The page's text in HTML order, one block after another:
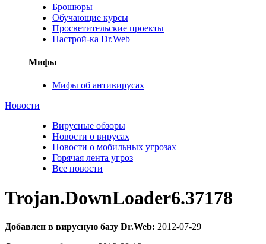
Брошюры
Обучающие курсы
Просветительские проекты
Настрой-ка Dr.Web
Мифы
Мифы об антивирусах
Новости
Вирусные обзоры
Новости о вирусах
Новости о мобильных угрозах
Горячая лента угроз
Все новости
Trojan.DownLoader6.37178
Добавлен в вирусную базу Dr.Web: 2012-07-29